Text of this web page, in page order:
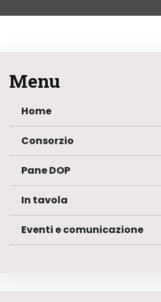
Menu
Home
Consorzio
Pane DOP
In tavola
Eventi e comunicazione